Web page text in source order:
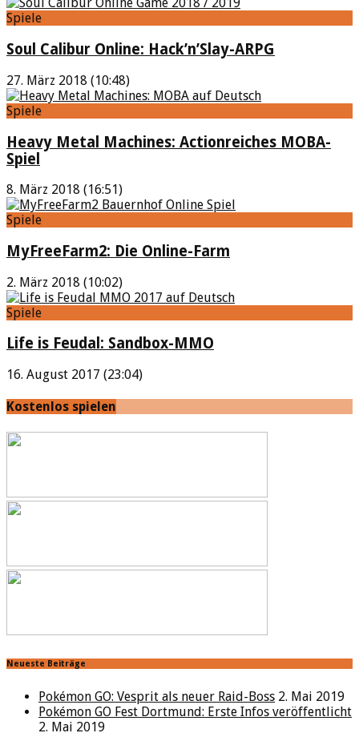
Spiele
Soul Calibur Online: Hack’n’Slay-ARPG
27. März 2018 (10:48)
Spiele
Heavy Metal Machines: Actionreiches MOBA-
Spiel
8. März 2018 (16:51)
Spiele
MyFreeFarm2: Die Online-Farm
2. März 2018 (10:02)
Spiele
Life is Feudal: Sandbox-MMO
16. August 2017 (23:04)
Kostenlos spielen
Neueste Beiträge
Pokémon GO: Vesprit als neuer Raid-Boss 2. Mai 2019
Pokémon GO Fest Dortmund: Erste Infos veröffentlicht
2. Mai 2019